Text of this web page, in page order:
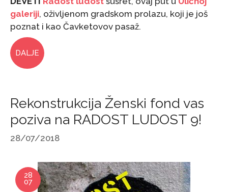
galeriji, oživljenom gradskom prolazu, koji je još
poznat i kao Čavketovov pasaž.
DALJE
Rekonstrukcija Ženski fond vas
poziva na RADOST LUDOST 9!
28/07/2018
28
07